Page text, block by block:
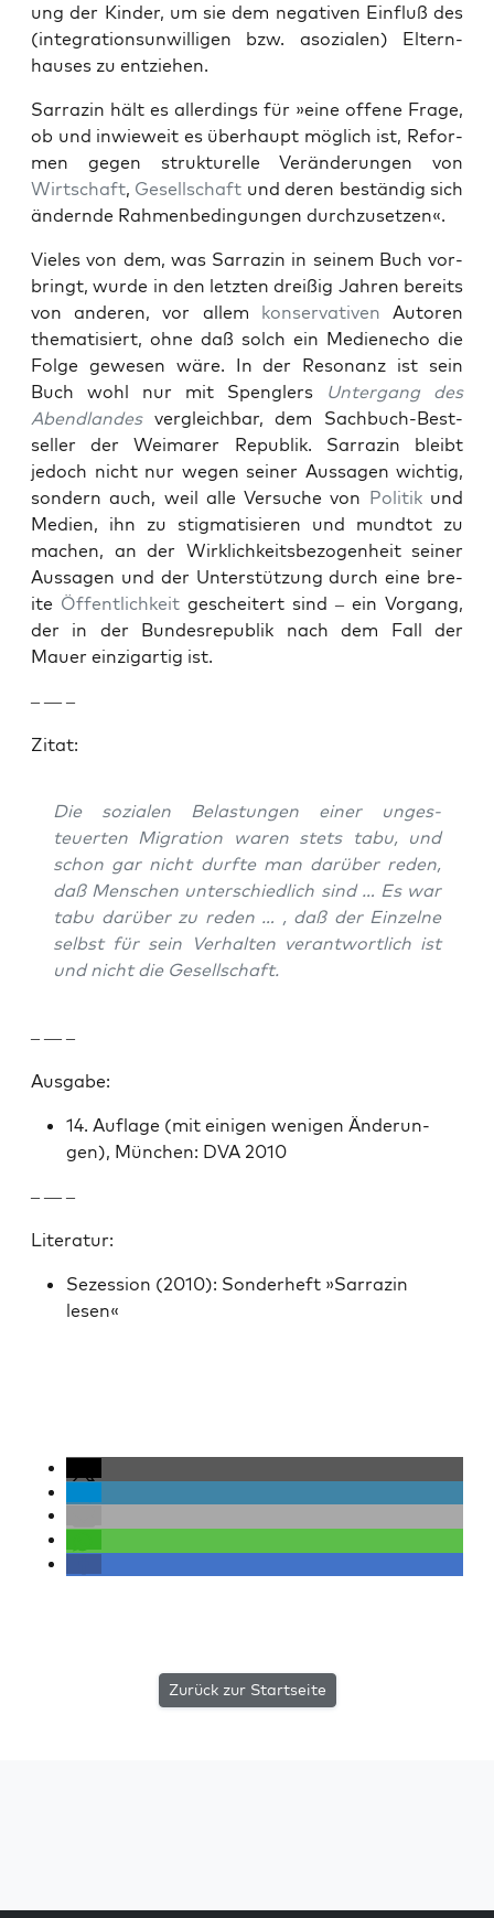
ung der Kinder, um sie dem neg­a­tiv­en Ein­fluß des
(inte­gra­tionsun­willi­gen bzw. asozialen) Eltern­
haus­es zu entziehen.
Sar­razin hält es allerd­ings für »eine offene Frage,
ob und inwieweit es über­haupt möglich ist, Refor­
men gegen struk­turelle Verän­derun­gen von
Wirtschaft, Gesellschaft und deren beständig sich
ändernde Rah­menbe­din­gun­gen durchzuset­zen«.
Vieles von dem, was Sar­razin in seinem Buch vor­
bringt, wurde in den let­zten dreißig Jahren bere­its
von anderen, vor allem kon­ser­v­a­tiv­en Autoren
the­ma­tisiert, ohne daß solch ein Medi­ene­cho die
Folge gewe­sen wäre. In der Res­o­nanz ist sein
Buch wohl nur mit Spen­glers Unter­gang des
Abend­lan­desver­gle­ich­bar, dem Sach­buch-Best­
seller der Weimar­er Repub­lik. Sar­razin bleibt
jedoch nicht nur wegen sein­er Aus­sagen wichtig,
son­dern auch, weil alle Ver­suche von Poli­tikund
Medi­en, ihn zu stig­ma­tisieren und mund­tot zu
machen, an der Wirk­lichkeits­be­zo­gen­heit sein­er
Aus­sagen und der Unter­stützung durch eine bre­
ite Öffentlichkeit gescheit­ert sind – ein Vor­gang,
der in der Bun­desre­pub­lik nach dem Fall der
Mauer einzi­gar­tig ist.
– — –
Zitat:
Die sozialen Belas­tun­gen ein­er unges­
teuerten Migra­tion waren stets tabu, und
schon gar nicht durfte man darüber reden,
daß Men­schen unter­schiedlich sind … Es war
tabu darüber zu reden … , daß der Einzelne
selb­st für sein Ver­hal­ten ver­ant­wortlich ist
und nicht die Gesellschaft.
– — –
Aus­gabe:
14. Auflage (mit eini­gen weni­gen Änderun­
gen), München: DVA 2010
– — –
Lit­er­atur:
Sezes­sion (2010): Son­der­heft »Sar­razin
lesen«
Zurück zur Startseite